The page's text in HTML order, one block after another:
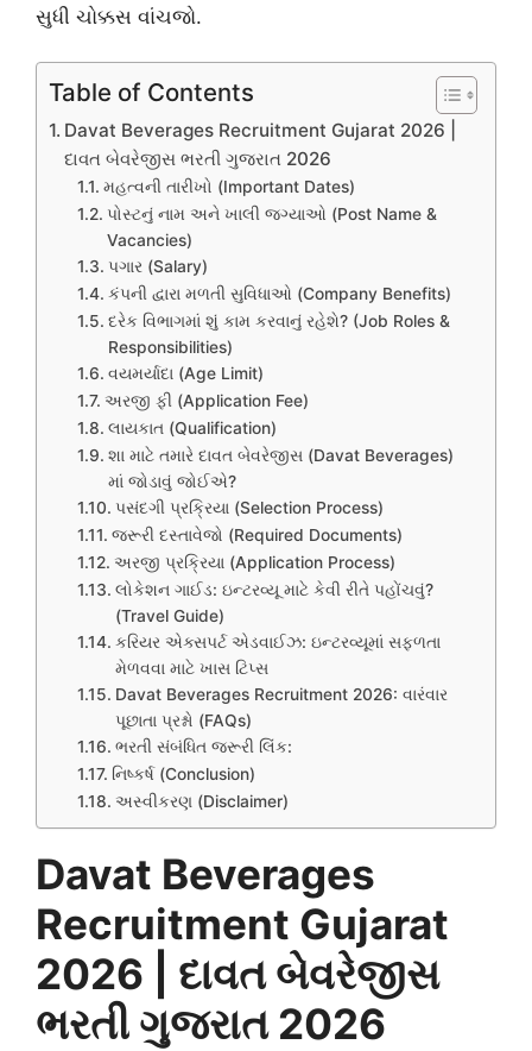
સુધી ચોક્કસ વાંચજો.
Table of Contents
Davat Beverages Recruitment Gujarat 2026 |
દાવત બેવરેજીસ ભરતી ગુજરાત 2026
મહત્વની તારીખો (Important Dates)
પોસ્ટનું નામ અને ખાલી જગ્યાઓ (Post Name &
Vacancies)
પગાર (Salary)
કંપની દ્વારા મળતી સુવિધાઓ (Company Benefits)
દરેક વિભાગમાં શું કામ કરવાનું રહેશે? (Job Roles &
Responsibilities)
વયમર્યાદા (Age Limit)
અરજી ફી (Application Fee)
લાયકાત (Qualification)
શા માટે તમારે દાવત બેવરેજીસ (Davat Beverages)
માં જોડાવું જોઈએ?
પસંદગી પ્રક્રિયા (Selection Process)
જરૂરી દસ્તાવેજો (Required Documents)
અરજી પ્રક્રિયા (Application Process)
લોકેશન ગાઈડ: ઇન્ટરવ્યૂ માટે કેવી રીતે પહોંચવું?
(Travel Guide)
કરિયર એક્સપર્ટ એડવાઈઝ: ઇન્ટરવ્યૂમાં સફળતા
મેળવવા માટે ખાસ ટિપ્સ
Davat Beverages Recruitment 2026: વારંવાર
પૂછાતા પ્રશ્નો (FAQs)
ભરતી સંબંધિત જરૂરી લિંક:
નિષ્કર્ષ (Conclusion)
અસ્વીકરણ (Disclaimer)
Davat Beverages
Recruitment Gujarat
2026 | દાવત બેવરેજીસ
ભરતી ગુજરાત 2026